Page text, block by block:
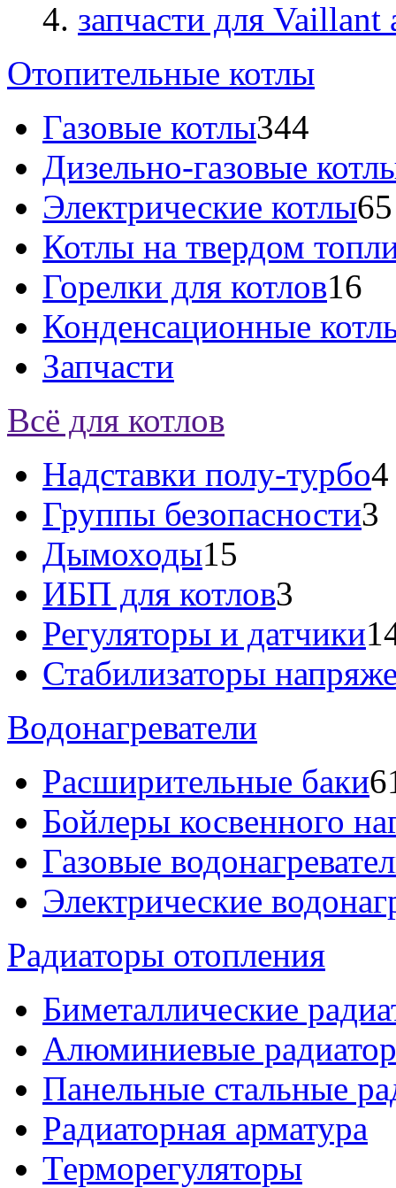
запчасти для
Отопительные котлы
Газовые котлы344
Дизельно-газовые
Электрические котлы65
Котлы на твердом
Горелки для котлов16
Конденсационные
Запчасти
Всё для котлов
Надставки полу-турбо4
Группы безопасности3
Дымоходы15
ИБП для котлов3
Регуляторы и датчики
Стабилизаторы
Водонагреватели
Расширительные баки
Бойлеры косвенного
Газовые
Электрические
Радиаторы отопления
Биметаллические
Алюминиевые
Панельные стальные
Радиаторная арматура
Терморегуляторы